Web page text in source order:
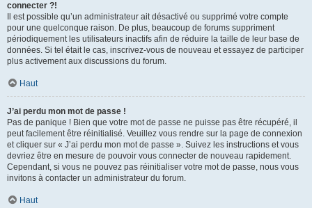
connecter ?!
Il est possible qu’un administrateur ait désactivé ou supprimé votre compte
pour une quelconque raison. De plus, beaucoup de forums suppriment
périodiquement les utilisateurs inactifs afin de réduire la taille de leur base de
données. Si tel était le cas, inscrivez-vous de nouveau et essayez de participer
plus activement aux discussions du forum.
Haut
J’ai perdu mon mot de passe !
Pas de panique ! Bien que votre mot de passe ne puisse pas être récupéré, il
peut facilement être réinitialisé. Veuillez vous rendre sur la page de connexion
et cliquer sur « J’ai perdu mon mot de passe ». Suivez les instructions et vous
devriez être en mesure de pouvoir vous connecter de nouveau rapidement.
Cependant, si vous ne pouvez pas réinitialiser votre mot de passe, nous vous
invitons à contacter un administrateur du forum.
Haut